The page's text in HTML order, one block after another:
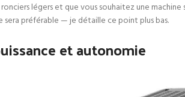
légers et que vous souhaitez une
sera préférable — je détaille ce point plus bas.
et autonomie